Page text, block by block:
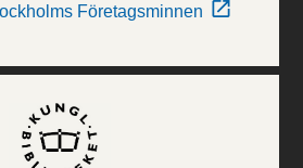
Företagsminnen